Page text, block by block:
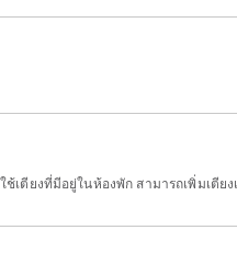
ตียงที่มีอยู่ในห้องพัก สามารถเพิ่มเตีย